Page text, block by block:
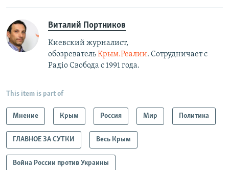
Виталий Портников
Киевский журналист,
обозревательКрым.Реалии. Сотрудничает с
Радiо Свобода с 1991 года.
This item is part of
Мнение Крым Россия Мир Политика
ГЛАВНОЕ ЗА СУТКИ Весь Крым
Война России против Украины